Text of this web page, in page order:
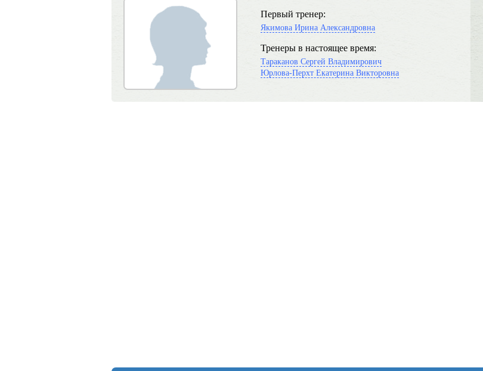
Первый тренер:
Якимова Ирина Александровна
Тренеры в настоящее время:
Тараканов Сергей Владимирович
Юрлова-Перхт Екатерина Викторовна